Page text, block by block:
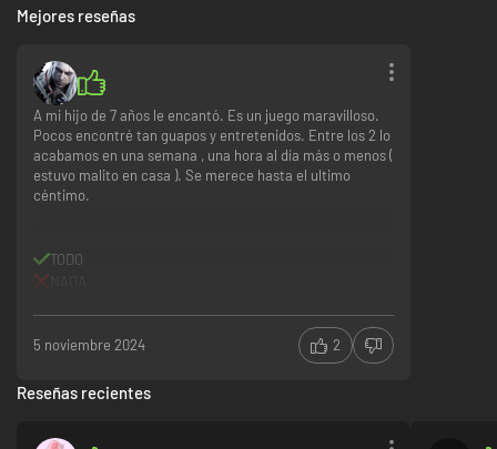
Mejores reseñas
A mi hijo de 7 años le encantó. Es un juego maravilloso.
Pocos encontré tan guapos y entretenidos. Entre los 2 lo
acabamos en una semana , una hora al día más o menos (
estuvo malito en casa ). Se merece hasta el ultimo
céntimo.
TODO
5 noviembre 2024 2
Reseñas recientes